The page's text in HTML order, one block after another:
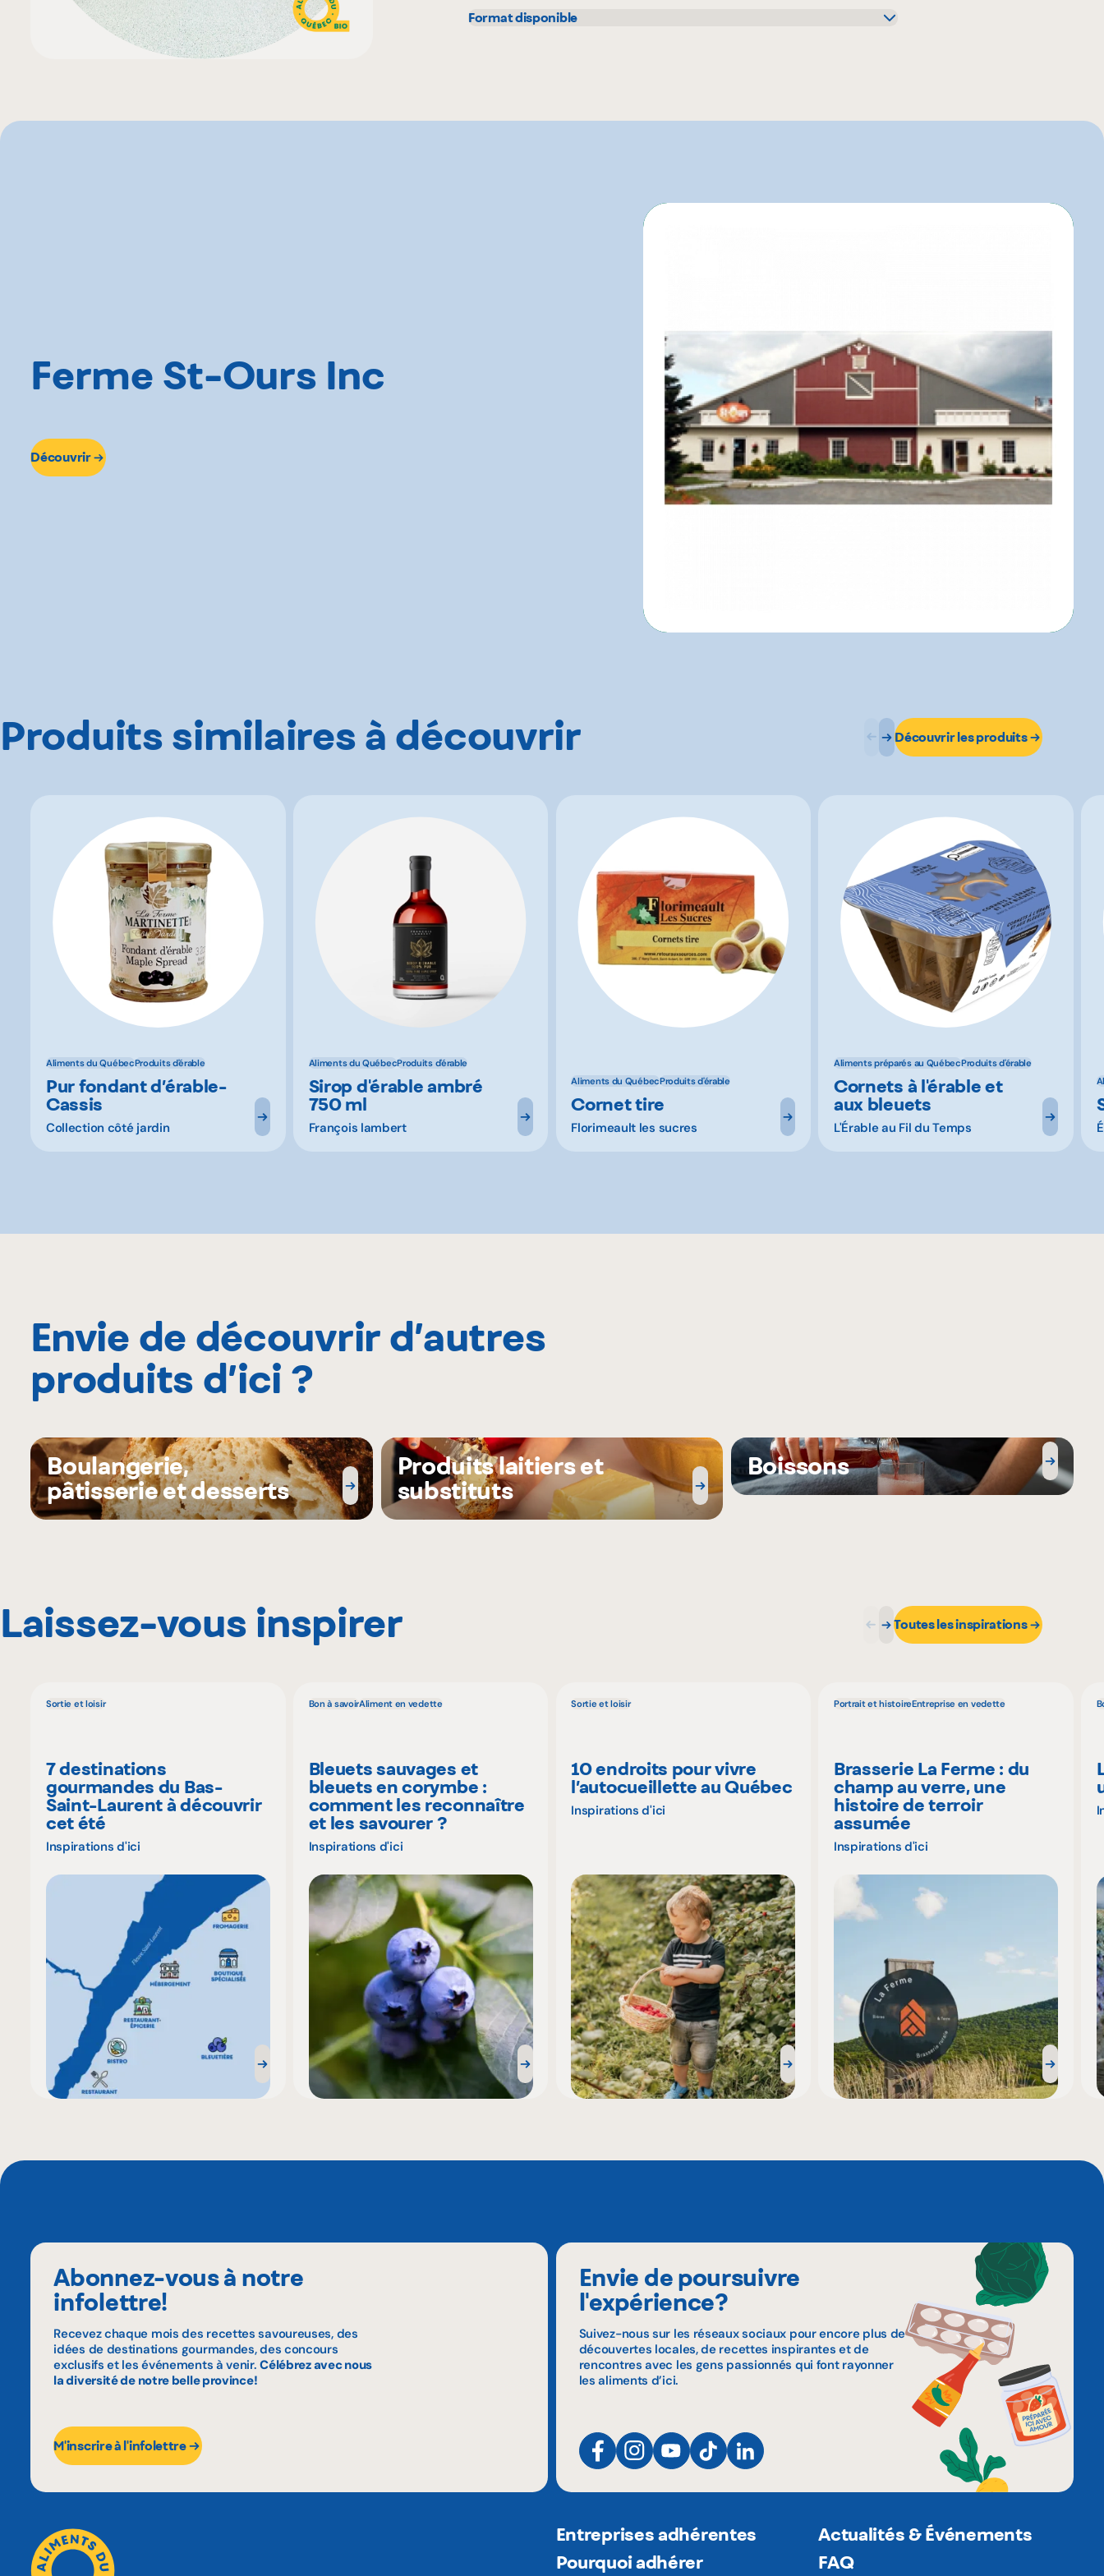
Format disponible
Ferme St-Ours Inc
Découvrir
Produits similaires à découvrir Découvrir les produits
Aliments du QuébecProduits d'érable
Pur fondant d’érable-
Cassis
Collection côté jardin
Aliments du QuébecProduits d'érable
Sirop d'érable ambré
750 ml
François lambert
Aliments du QuébecProduits d'érable
Cornet tire
Florimeault les sucres
Aliments préparés au QuébecProduits d'érable
Cornets à l'érable et
aux bleuets
L'Érable au Fil du Temps
Envie de découvrir d’autres
produits d’ici ?
Boulangerie,
pâtisserie et desserts
Produits laitiers et
substituts
Boissons
Laissez-vous inspirer Toutes les inspirations
Sortie et loisir
7 destinations
gourmandes du Bas-
Saint-Laurent à découvrir
cet été
Inspirations d'ici
Bon à savoirAliment en vedette
Bleuets sauvages et
bleuets en corymbe :
comment les reconnaître
et les savourer ?
Inspirations d'ici
Sortie et loisir
10 endroits pour vivre
l’autocueillette au Québec
Inspirations d'ici
Portrait et histoireEntreprise en vedette
Brasserie La Ferme : du
champ au verre, une
histoire de terroir
assumée
Inspirations d'ici
Abonnez-vous à notre
infolettre!
Recevez chaque mois des recettes savoureuses, des
idées de destinations gourmandes, des concours
exclusifs et les événements à venir.Célébrez avec nous
la diversité de notre belle province!
M'inscrire à l'infolettre
Envie de poursuivre
l'expérience?
Suivez-nous sur les réseaux sociaux pour encore plus de
découvertes locales, de recettes inspirantes et de
rencontres avec les gens passionnés qui font rayonner
les aliments d’ici.
Entreprises adhérentes
Actualités & Événements
Pourquoi adhérer
FAQ